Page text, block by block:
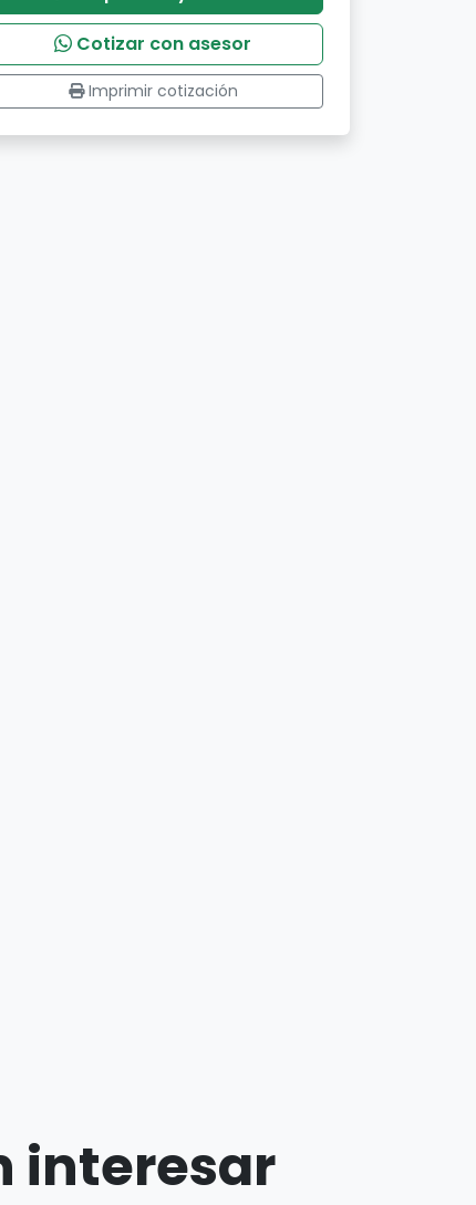
Cotizar con asesor
Imprimir cotización
interesar